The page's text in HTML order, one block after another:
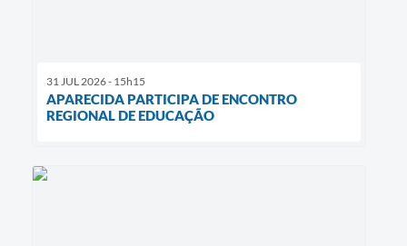
31 JUL 2026 - 15h15
APARECIDA PARTICIPA DE ENCONTRO
REGIONAL DE EDUCAÇÃO